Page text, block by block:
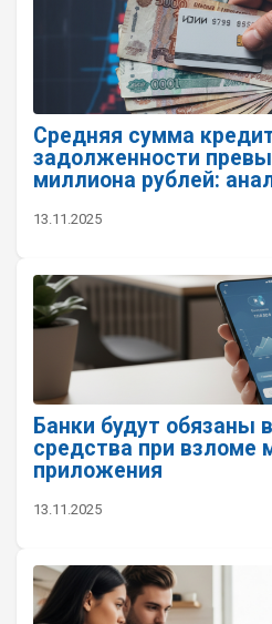
Средняя сумма
задолженности
миллиона рублей:
13.11.2025
Банки будут обязаны
средства при взломе
приложения
13.11.2025